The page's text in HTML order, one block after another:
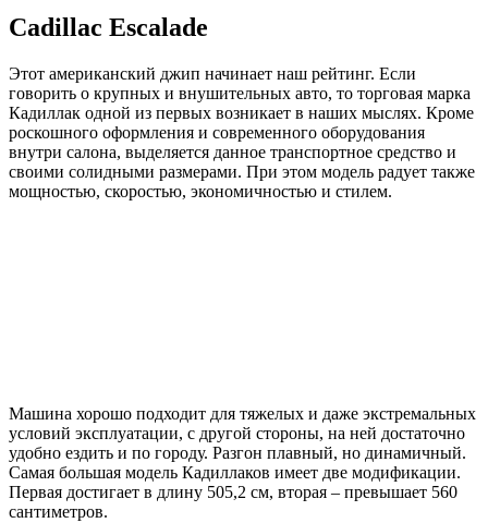
Cadillac Escalade
Этот американский джип начинает наш рейтинг. Если
говорить о крупных и внушительных авто, то торговая марка
Кадиллак одной из первых возникает в наших мыслях. Кроме
роскошного оформления и современного оборудования
внутри салона, выделяется данное транспортное средство и
своими солидными размерами. При этом модель радует также
мощностью, скоростью, экономичностью и стилем.
Машина хорошо подходит для тяжелых и даже экстремальных
условий эксплуатации, с другой стороны, на ней достаточно
удобно ездить и по городу. Разгон плавный, но динамичный.
Самая большая модель Кадиллаков имеет две модификации.
Первая достигает в длину 505,2 см, вторая – превышает 560
сантиметров.